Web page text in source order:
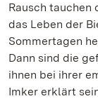
Rausch tauchen
das Leben der
Sommertagen
Dann sind die
ihnen bei ihrer
Imker erklärt